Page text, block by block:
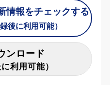
情報をチェックする
後に利用可能）
ンロード
利用可能）